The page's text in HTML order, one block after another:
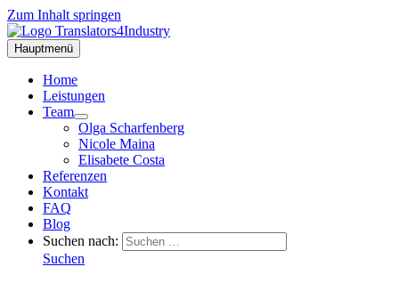
Zum Inhalt springen
Hauptmenü
Home
Leistungen
Team
Olga Scharfenberg
Nicole Maina
Elisabete Costa
Referenzen
Kontakt
FAQ
Blog
Suchen nach:
Suchen